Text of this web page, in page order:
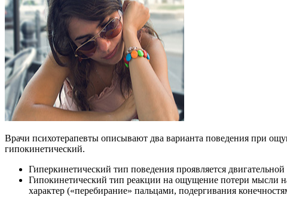
Врачи психотерапевты описывают два варианта поведения при
гипокинетический.
Гиперкинетический тип поведения проявляется
Гипокинетический тип реакции на ощущение потери мысли
характер («перебирание» пальцами, подергивания